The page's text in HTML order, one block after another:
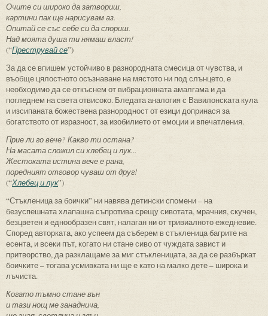
Очите си широко да затвориш,
картини пак ще нарисувам аз.
Опитай се със себе си да спориш.
Над моята душа ти нямаш власт!
(“Преструвай се”)
За да се впишем устойчиво в разнородната смесица от чувства, и
въобще цялостното осъзнаване на мястото ни под слънцето, е
необходимо да се откъснем от вибрационната амалгама и да
погледнем на света отвисоко. Бледата аналогия с Вавилонската кула
и изсипаната божествена разнородност от езици допринася за
богатството от изразност, за изобилието от емоции и впечатления.
Прие ли го вече? Какво ти остана?
На масата сложил си хлебец и лук...
Жестоката истина вече е рана,
поредният отговор чуваш от друг!
(“Хлебец и лук”)
“Стъкленица за боички” ни навява детински спомени – на
безуспешната хлапашка съпротива срещу сивотата, мрачния, скучен,
безцветен и еднообразен свят, налаган ни от тривиалното ежедневие.
Според авторката, ако успеем да съберем в стъкленица багрите на
есента, и всеки път, когато ни стане сиво от чуждата завист и
притворство, да разклащаме за миг стъкленицата, за да се разбъркат
боичките – тогава усмивката ни ще е като на малко дете – широка и
лъчиста.
Когато тъмно стане вън
и тази нощ ме занаднича,